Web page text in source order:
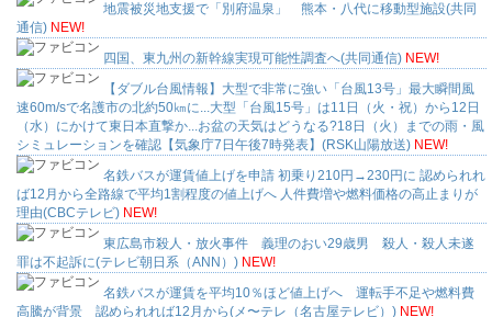
地震被災地支援で「別府温泉」 熊本・八代に移動型施設(共同
通信) NEW!
四国、東九州の新幹線実現可能性調査へ(共同通信) NEW!
【ダブル台風情報】大型で非常に強い「台風13号」最大瞬間風
速60m/sで名護市の北約50㎞に...大型「台風15号」は11日（火・祝）から12日
（水）にかけて東日本直撃か...お盆の天気はどうなる?18日（火）までの雨・風
シミュレーションを確認【気象庁7日午後7時発表】(RSK山陽放送) NEW!
名鉄バスが運賃値上げを申請 初乗り210円→230円に 認められれ
ば12月から全路線で平均1割程度の値上げへ 人件費増や燃料価格の高止まりが
理由(CBCテレビ) NEW!
東広島市殺人・放火事件 義理のおい29歳男 殺人・殺人未遂
罪は不起訴に(テレビ朝日系（ANN）) NEW!
名鉄バスが運賃を平均10％ほど値上げへ 運転手不足や燃料費
高騰が背景 認められれば12月から(メ〜テレ（名古屋テレビ）) NEW!